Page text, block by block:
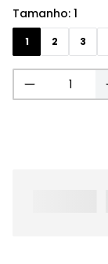
Tamanho: 1
1 2 3